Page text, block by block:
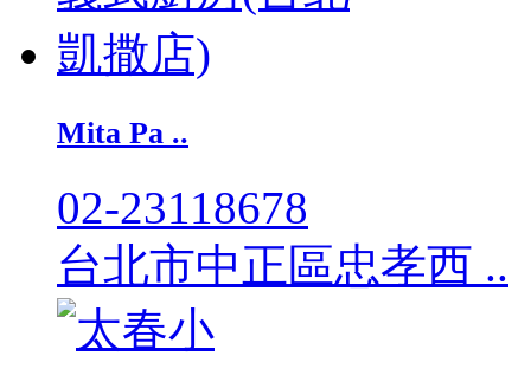
Mita Pa ..
02-23118678
台北市中正區忠孝西 ..